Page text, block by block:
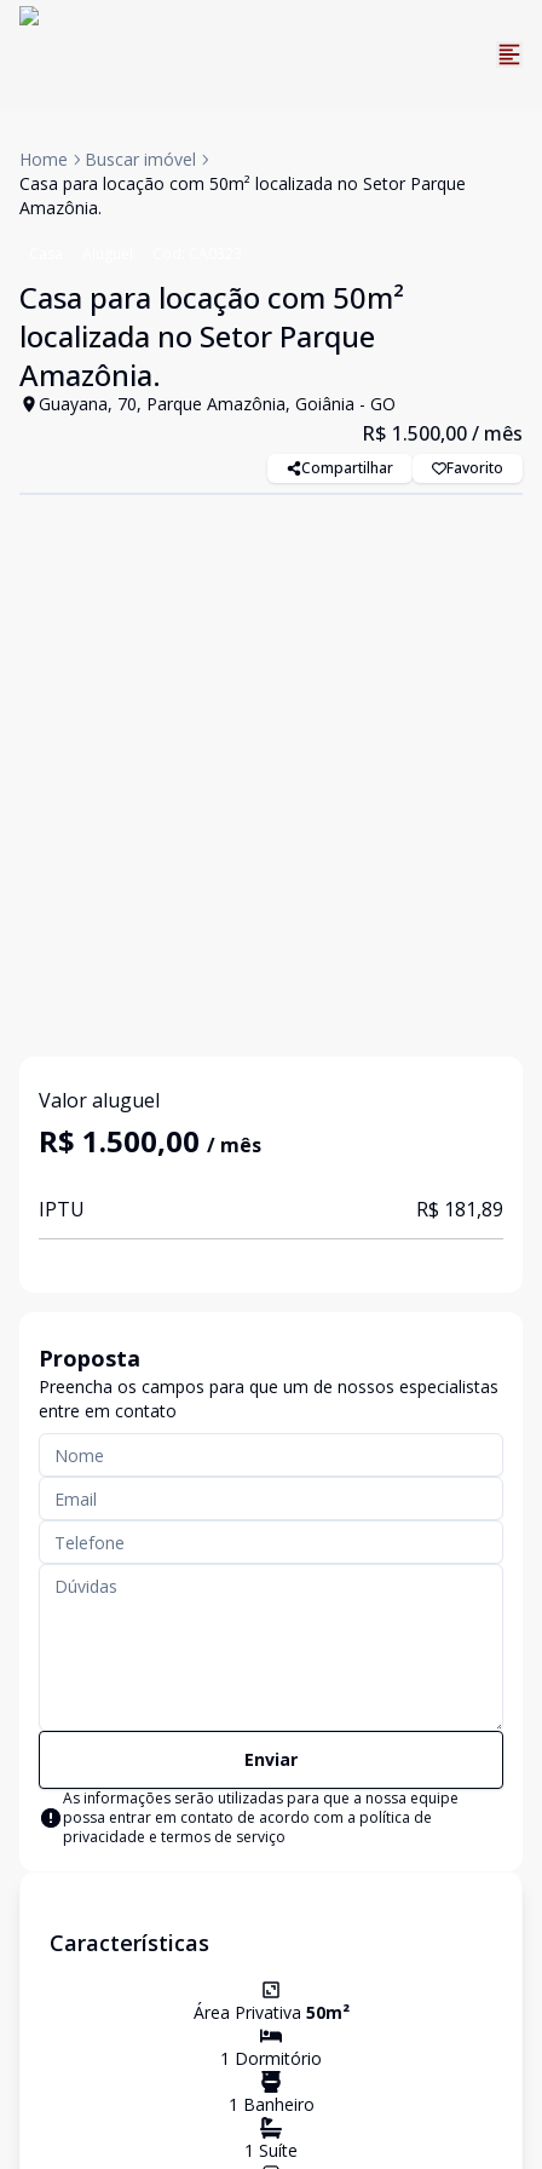
Home
Buscar imóvel
Casa para locação com 50m² localizada no Setor Parque
Amazônia.
Casa para locação com 50m²
localizada no Setor Parque
Amazônia.
Guayana, 70, Parque Amazônia, Goiânia - GO
R$ 1.500,00/ mês
Compartilhar Favorito
Valor aluguel
R$ 1.500,00 / mês
IPTU R$ 181,89
Proposta
Preencha os campos para que um de nossos especialistas
entre em contato
Enviar
As informações serão utilizadas para que a nossa equipe
possa entrar em contato de acordo com a política de
privacidade e termos de serviço
Características
Área Privativa 50m²
1 Dormitório
1 Banheiro
1 Suíte